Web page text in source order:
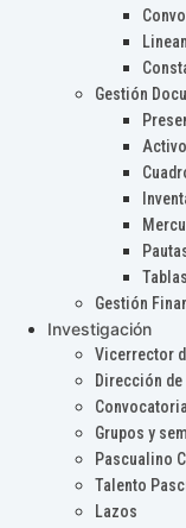
Gestión
Gestión
Investigación
Vicerrector
Dirección
Grupos y
Pascualino
Talento
Lazos